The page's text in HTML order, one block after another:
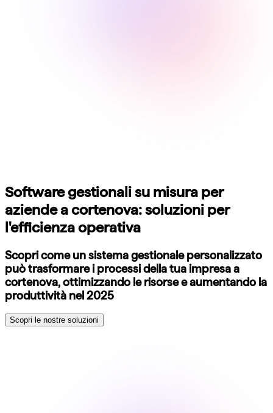
Software gestionali su misura per
aziende a cortenova: soluzioni per
l'efficienza operativa
Scopri come un sistema gestionale personalizzato
può trasformare i processi della tua impresa a
cortenova, ottimizzando le risorse e aumentando la
produttività nel 2025
Scopri le nostre soluzioni